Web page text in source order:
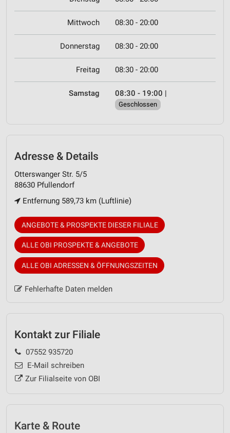
Mittwoch 08:30 - 20:00
Donnerstag 08:30 - 20:00
Freitag 08:30 - 20:00
Samstag 08:30 - 19:00 |
Geschlossen
Adresse & Details
Otterswanger Str. 5/5
88630 Pfullendorf
Entfernung 589,73 km (Luftlinie)
ANGEBOTE & PROSPEKTE DIESER FILIALE
ALLE OBI PROSPEKTE & ANGEBOTE
ALLE OBI ADRESSEN & ÖFFNUNGSZEITEN
Fehlerhafte Daten melden
Kontakt zur Filiale
07552 935720
E-Mail schreiben
Zur Filialseite von OBI
Karte & Route